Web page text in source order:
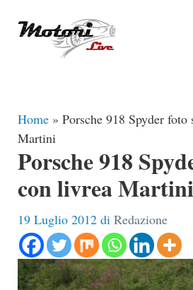
Home » Porsche 918 Spyder
Martini
Porsche 918
con livrea Martini
19 Luglio 2012 di Redazione